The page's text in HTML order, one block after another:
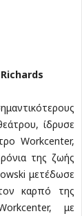
ίδρυσε
Workcenter,
της ζωής
μετέδωσε
καρπό της
με